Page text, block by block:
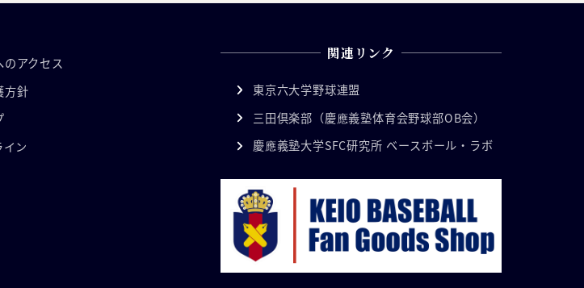
アクセス
方針
ン
関連リンク
東京六大学野球連盟
三田倶楽部（慶應義塾体育会野球部OB会）
慶應義塾大学SFC研究所 ベースボール・ラボ